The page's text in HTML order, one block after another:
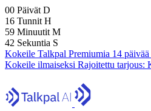
00 Päivät D
16 Tunnit H
59 Minuutit M
41 Sekuntia S
Kokeile Talkpal Premiumia 14 päivää
Kokeile ilmaiseksi Rajoitettu tarjous: